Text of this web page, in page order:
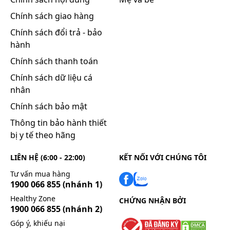
valsartan giảm 48% mặc dù khoảng 8 giờ sau khi
dùng, nồng độ valsartan trong huyết tương tương
tự nhau đối với nhóm đã ăn và nhóm nhịn đói.
Tuy nhiên, sự giảm về AUC không kèm theo giảm
tác dụng điều trị đáng kể trên lâm sàng, vì vậy có
thể dùng Diovan cùng hoặc không cùng với thức
ăn.
Phân bố
Thể tích phân bố ở trạng thái ổn định của valsartan
sau khi tiêm tĩnh mạch là khoảng 17 lít, cho thấy
valsartan đó không được phân bố vào các mô rộng
rãi. Valsartan gắn mạnh vào protein huyết tương
(94 - 97%), chủ yếu là albumin huyết thanh.
Chuyển hóa
Valsartan không được chuyển dạng sinh học ở mức
độ cao, chỉ khoảng 20% liều dùng được tìm thay
dưới dạng các chất chuyển hóa.
Chính sách giao hàng
Chính sách đổi trả - bảo
hành
Chính sách thanh toán
Chính sách dữ liệu cá
nhân
Chính sách bảo mật
Thông tin bảo hành thiết
bị y tế theo hãng
LIÊN HỆ (6:00 - 22:00)
Tư vấn mua hàng
1900 066 855(nhánh 1)
Healthy Zone
1900 066 855(nhánh 2)
Góp ý, khiếu nại
KẾT NỐI VỚI CHÚNG TÔI
CHỨNG NHẬN BỞI